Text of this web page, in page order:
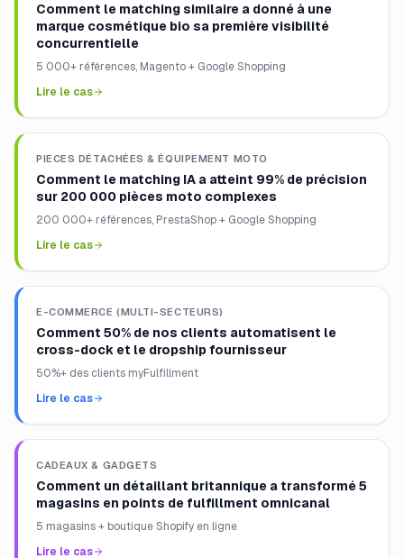
Comment le matching similaire a donné à une
marque cosmétique bio sa première visibilité
concurrentielle
5 000+ références, Magento + Google Shopping
Lire le cas
PIECES DÉTACHÉES & ÉQUIPEMENT MOTO
Comment le matching IA a atteint 99% de précision
sur 200 000 pièces moto complexes
200 000+ références, PrestaShop + Google Shopping
Lire le cas
E-COMMERCE (MULTI-SECTEURS)
Comment 50% de nos clients automatisent le
cross-dock et le dropship fournisseur
50%+ des clients myFulfillment
Lire le cas
CADEAUX & GADGETS
Comment un détaillant britannique a transformé 5
magasins en points de fulfillment omnicanal
5 magasins + boutique Shopify en ligne
Lire le cas